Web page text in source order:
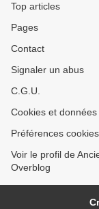
Top articles
Pages
Contact
Signaler un abus
C.G.U.
Cookies et
Préférences cookies
Voir le profil de
Overblog